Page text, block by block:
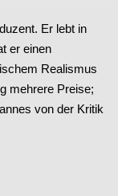
Er lebt in
er einen
Realismus
mehrere Preise;
von der Kritik